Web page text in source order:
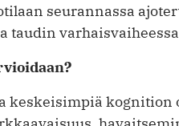
seurannassa
taudin
keskeisimpiä kognition